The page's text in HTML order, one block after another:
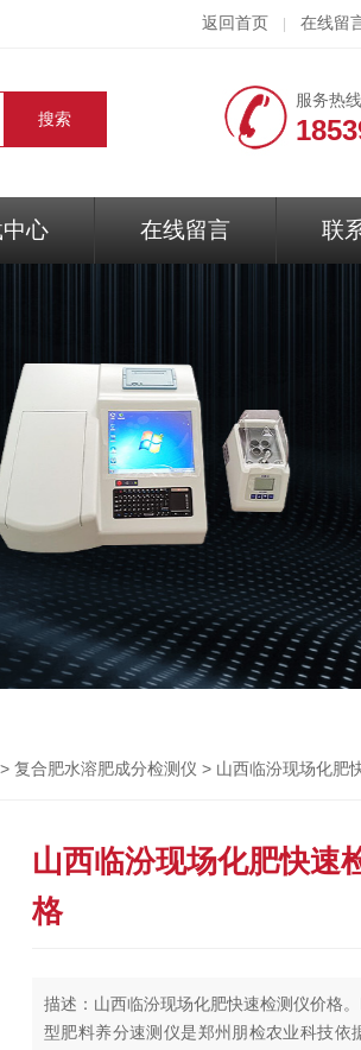
返回首页 在线留
服务热线
心 在线留言 联
复合肥水溶肥成分检测仪 > 山西临汾现场化肥
山西临汾现场化肥快速
格
描述：山西临汾现场化肥快速检测仪价格
型肥料养分速测仪是郑州朋检农业科技依